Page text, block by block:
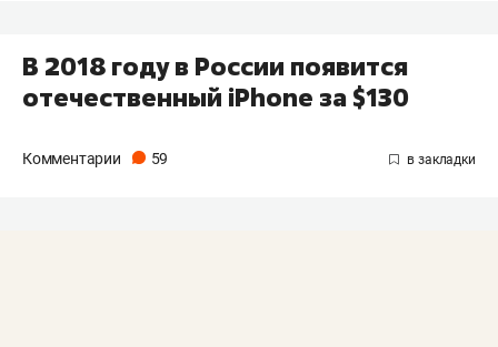
В 2018 году в России появится
отечественный iPhone за $130
Комментарии 59